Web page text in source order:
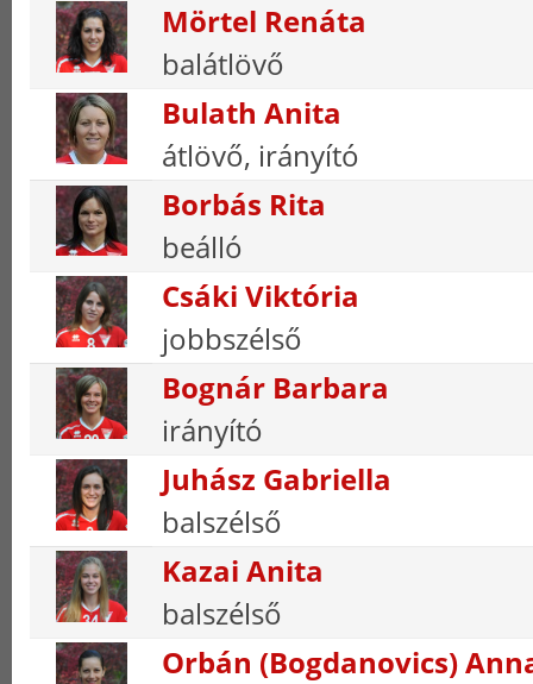
Mörtel Renáta
balátlövő
Bulath Anita
átlövő, irányító
Borbás Rita
beálló
Csáki Viktória
jobbszélső
Bognár Barbara
irányító
Juhász Gabriella
balszélső
Kazai Anita
balszélső
Orbán (Bogdanovics)